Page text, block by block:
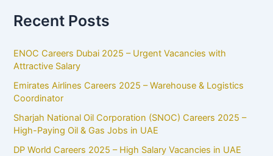
Recent Posts
ENOC Careers Dubai 2025 – Urgent Vacancies with
Attractive Salary
Emirates Airlines Careers 2025 – Warehouse & Logistics
Coordinator
Sharjah National Oil Corporation (SNOC) Careers 2025 –
High-Paying Oil & Gas Jobs in UAE
DP World Careers 2025 – High Salary Vacancies in UAE